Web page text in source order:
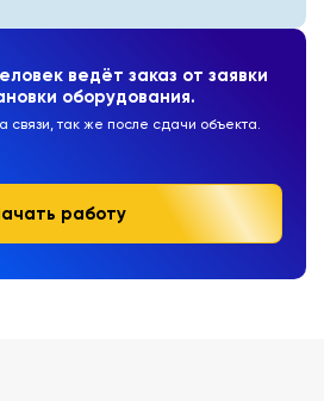
ведёт заказ от заявки
оборудования.
связи, так же после сдачи объекта.
работу